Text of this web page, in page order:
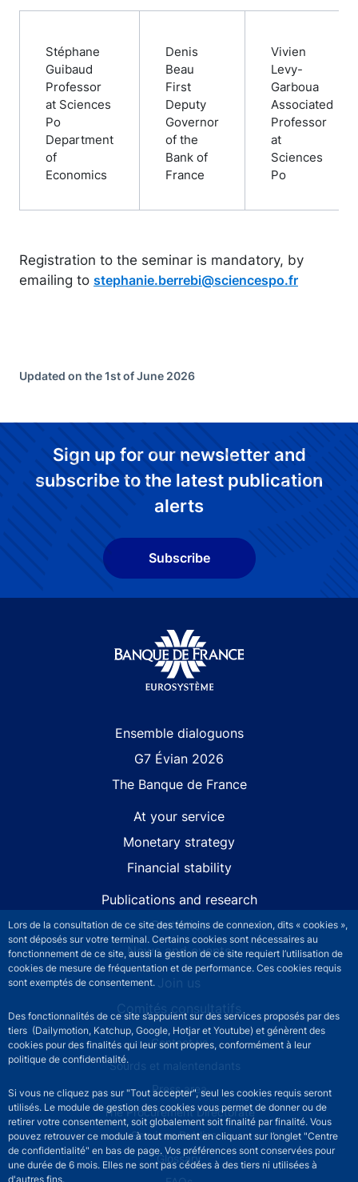
Lors de la consultation de ce site des témoins de connexion, dits « cookies »,
sont déposés sur votre terminal. Certains cookies sont nécessaires au
fonctionnement de ce site, aussi la gestion de ce site requiert l’utilisation de
cookies de mesure de fréquentation et de performance. Ces cookies requis
sont exemptés de consentement.
Des fonctionnalités de ce site s’appuient sur des services proposés par des
tiers (Dailymotion, Katchup, Google, Hotjar et Youtube) et génèrent des
cookies pour des finalités qui leur sont propres, conformément à leur
politique de confidentialité.
Si vous ne cliquez pas sur "Tout accepter", seul les cookies requis seront
utilisés. Le module de gestion des cookies vous permet de donner ou de
retirer votre consentement, soit globalement soit finalité par finalité. Vous
pouvez retrouver ce module à tout moment en cliquant sur l’onglet "Centre
de confidentialité" en bas de page. Vos préférences sont conservées pour
une durée de 6 mois. Elles ne sont pas cédées à des tiers ni utilisées à
d'autres fins.
Stéphane
Guibaud
Professor
at Sciences
Po
Department
of
Economics
Denis
Beau
First
Deputy
Governor
of the
Bank of
France
Vivien
Levy-
Garboua
Associated
Professor
at
Sciences
Po
Registration to the seminar is mandatory, by
emailing to stephanie.berrebi@sciencespo.fr
Updated on the 1st of June 2026
Sign up for our newsletter and
subscribe to the latest publication
alerts
Subscribe
Ensemble dialoguons
G7 Évian 2026
The Banque de France
At your service
Monetary strategy
Financial stability
Publications and research
Statistics
News and events
Join us
Comités consultatifs
Footer secondary menuContact us
Sourds et malentendants
Press area
The Procurement Directorate
Services Publics +
Glossary